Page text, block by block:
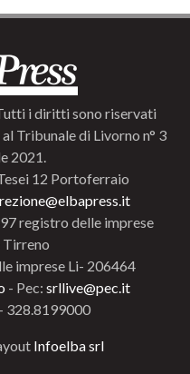
i diritti sono riservati
Tribunale di Livorno n° 3
2021.
12 Portoferraio
registro delle imprese
Tirreno
imprese Li- 206464
- Pec: srllive@pec.it
328.8199000
Infoelba srl